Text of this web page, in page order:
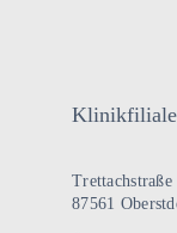
Klinikfiliale
Trettachstraße
87561